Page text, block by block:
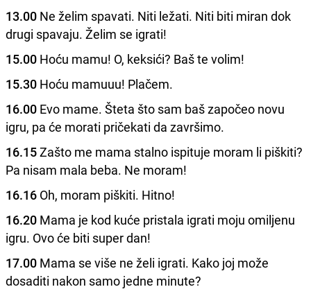
13.00 Ne želim spavati. Niti ležati. Niti biti miran dok
drugi spavaju. Želim se igrati!
15.00 Hoću mamu! O, keksići? Baš te volim!
15.30 Hoću mamuuu! Plačem.
16.00 Evo mame. Šteta što sam baš započeo novu
igru, pa će morati pričekati da završimo.
16.15Zašto me mama stalno ispituje moram li piškiti?
Pa nisam mala beba. Ne moram!
16.16 Oh, moram piškiti. Hitno!
16.20 Mama je kod kuće pristala igrati moju omiljenu
igru. Ovo će biti super dan!
17.00 Mama se više ne želi igrati. Kako joj može
dosaditi nakon samo jedne minute?